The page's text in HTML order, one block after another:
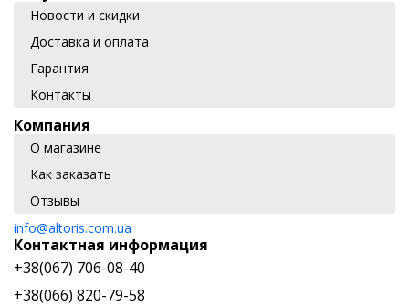
Новости и скидки
Доставка и оплата
Гарантия
Контакты
Компания
О магазине
Как заказать
Отзывы
info@altoris.com.ua
Контактная информация
+38(067) 706-08-40
+38(066) 820-79-58